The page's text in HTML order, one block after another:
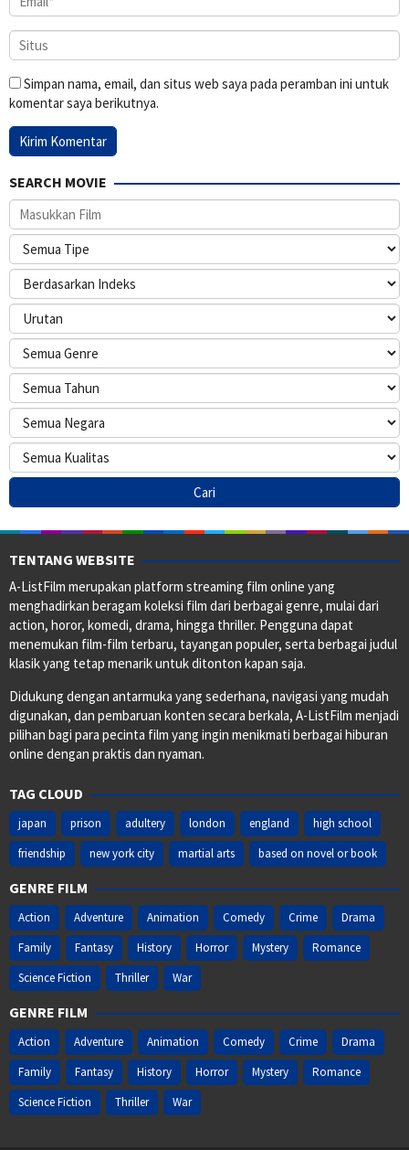
Simpan nama, email, dan situs web saya pada peramban ini untuk
komentar saya berikutnya.
SEARCH MOVIE
TENTANG WEBSITE
A-ListFilm merupakan platform streaming film online yang
menghadirkan beragam koleksi film dari berbagai genre, mulai dari
action, horor, komedi, drama, hingga thriller. Pengguna dapat
menemukan film-film terbaru, tayangan populer, serta berbagai judul
klasik yang tetap menarik untuk ditonton kapan saja.
Didukung dengan antarmuka yang sederhana, navigasi yang mudah
digunakan, dan pembaruan konten secara berkala, A-ListFilm menjadi
pilihan bagi para pecinta film yang ingin menikmati berbagai hiburan
online dengan praktis dan nyaman.
TAG CLOUD
japan prison adultery london england
high school
friendship
new york city martial arts based on novel or book
GENRE FILM
Action Adventure Animation Comedy Crime
Drama
Family
Fantasy History Horror Mystery
Romance
Science Fiction
Thriller War
GENRE FILM
Action Adventure Animation Comedy Crime
Drama
Family
Fantasy History Horror Mystery
Romance
Science Fiction
Thriller War